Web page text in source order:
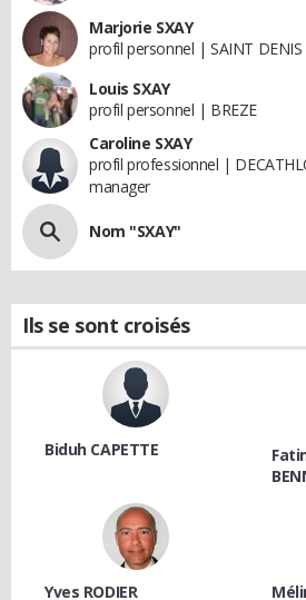
Marjorie SXAY
profil personnel | SAINT DENIS
Louis SXAY
profil personnel | BREZE
Caroline SXAY
profil professionnel |
manager
Nom "SXAY"
Ils se sont croisés
Biduh CAPETTE
Yves RODIER